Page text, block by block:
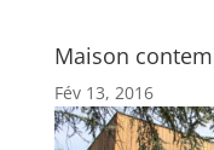
Maison
Fév 13, 2016